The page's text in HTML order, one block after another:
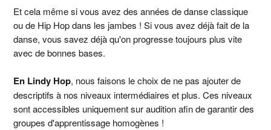
Et cela même si vous avez des années de danse classique
ou de Hip Hop dans les jambes ! Si vous avez déjà fait de la
danse, vous savez déjà qu'on progresse toujours plus vite
avec de bonnes bases.
En Lindy Hop, nous faisons le choix de ne pas ajouter de
descriptifs à nos niveaux intermédiaires et plus. Ces niveaux
sont accessibles uniquement sur audition afin de garantir des
groupes d'apprentissage homogènes !